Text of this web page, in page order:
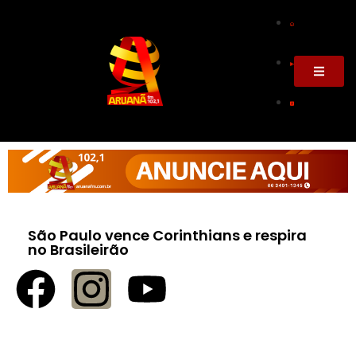
São Paulo vence Corinthians e respira
no Brasileirão